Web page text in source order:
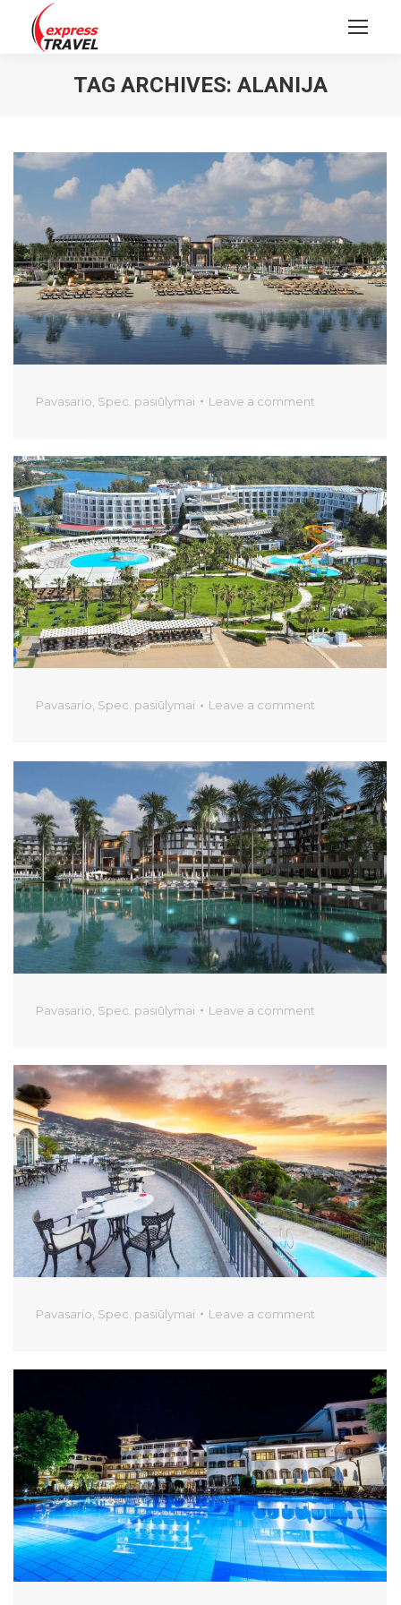
TAG ARCHIVES: ALANIJA
Pavasario Spec. pasiūlymai Leave a comment
Pavasario, Spec. pasiūlymai Leave a comment
Pavasario Spec. pasiūlymai Leave a comment
Pavasario Spec. pasiūlymai Leave a comment